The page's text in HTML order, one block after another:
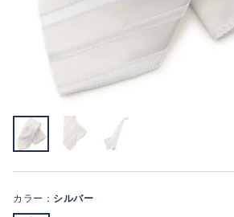
カラー： シルバー